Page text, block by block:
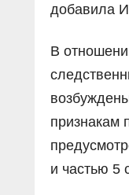
добавила
В
признакам
и частью 5